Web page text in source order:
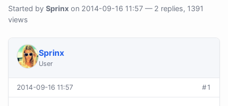
Started by Sprinx on 2014-09-16 11:57 — 2 replies, 1391
views
Sprinx
User
2014-09-16 11:57 #1